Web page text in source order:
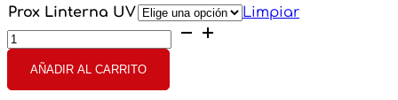
Prox Linterna UV
Limpiar
Prox
Linterna
cantidad
AÑADIR AL CARRITO